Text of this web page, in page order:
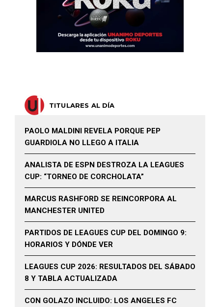
TITULARES AL DÍA
PAOLO MALDINI REVELA PORQUE PEP
GUARDIOLA NO LLEGO A ITALIA
ANALISTA DE ESPN DESTROZA LA LEAGUES
CUP: “TORNEO DE CORCHOLATA”
MARCUS RASHFORD SE REINCORPORA AL
MANCHESTER UNITED
PARTIDOS DE LEAGUES CUP DEL DOMINGO 9:
HORARIOS Y DÓNDE VER
LEAGUES CUP 2026: RESULTADOS DEL SÁBADO
8 Y TABLA ACTUALIZADA
CON GOLAZO INCLUIDO: LOS ANGELES FC